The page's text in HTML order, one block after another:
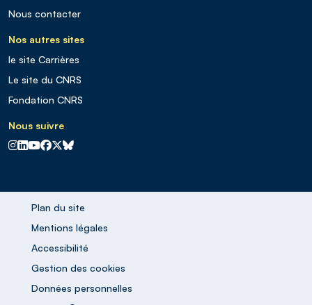
Nous contacter
Nos autres sites
le site Carrières
Le site du CNRS
Fondation CNRS
Nous suivre
CNRS sur Instagram
CNRS sur Linkedin
CNRS sur Youtube
CNRS sur Facebook
CNRS sur X
CNRS sur Blus sky
Plan du site
Mentions légales
Accessibilité
Gestion des cookies
Données personnelles